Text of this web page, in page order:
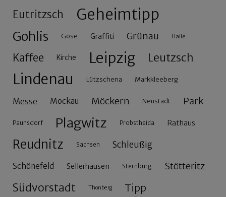
Eutritzsch Geheimtipp
Gohlis Gose Graffiti Grünau Halle
Kaffee Kirche Leipzig Leutzsch
Lindenau Lützschena Markkleeberg
Messe Mockau Möckern Neustadt Park
Paunsdorf Plagwitz Probstheida Rathaus
Reudnitz Sachsen Schleußig
Schönefeld Sellerhausen Sternburg Stötteritz
Südvorstadt Thonberg Tipp